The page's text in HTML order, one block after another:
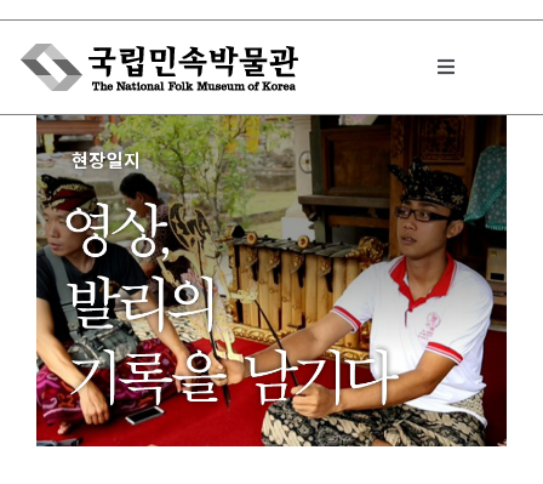
Skip
content
Toggle
박물관에서는
민속이야기
민속 인사이드